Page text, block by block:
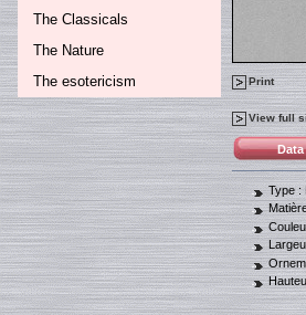
The Classicals
The Nature
The esotericism
Print
View full
Type :